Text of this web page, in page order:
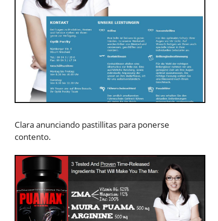
Clara anunciando pastillitas para ponerse
contento.